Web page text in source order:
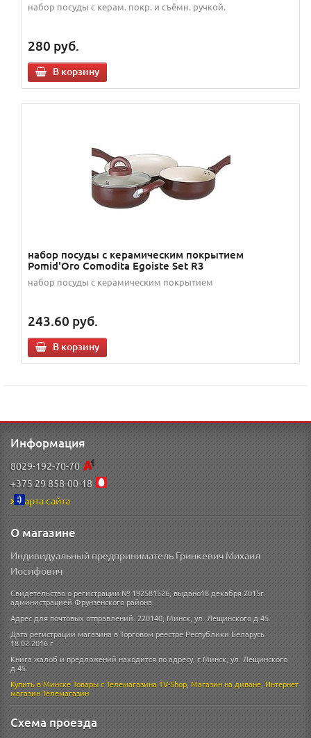
набор посуды с керам. покр. и съёмн. ручкой.
280 руб.
В корзину
набор посуды с керамическим покрытием
Pomid'Oro Comodita Egoiste Set R3
набор посуды с керамическим покрытием
243.60 руб.
В корзину
Информация
8029-192-70-70
+375 29 858-00-18
Карта сайта
О магазине
Индивидуальный предприниматель Гринкевич Михаил
Иосифович
Свидетельство о регистрации № 192581526, выдано18 декабря 2015г.
администрацией Фрунзенского района.
Адрес для почтовых отправлений: 220140, Минск, ул. Лещинского д 45.
Дата регистрации магазина в Торговом реестре Республики Беларусь
18.02.2016 г
Книга жалоб и предложений находится по адресу: г.Минск, ул. Лещинского
д.45.
Купить в МинскеТовары с Телемагазина TV-Shop,Магазин на диване,Интернет
магазинТелемагазин
Схема проезда